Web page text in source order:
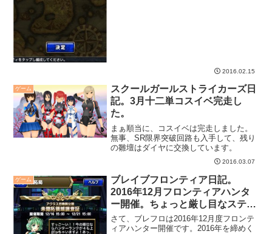
2016.02.15
ゲーム
スクールガールストライカーズ日
記。3月十二単コスイベ完走し
た。
まぁ順当に、コスイベは完走しました。
無事、SR限界突破回路も入手して、残り
の雛壇はダイヤに交換しています。
2016.03.07
ゲーム
ブレイブフロンティア日記。
2016年12月フロンティアハンタ
ー開催。ちょっと厳し目なステー
ジ設定か。
さて、ブレフロは2016年12月度フロンテ
ィアハンター開催です。2016年を締めく